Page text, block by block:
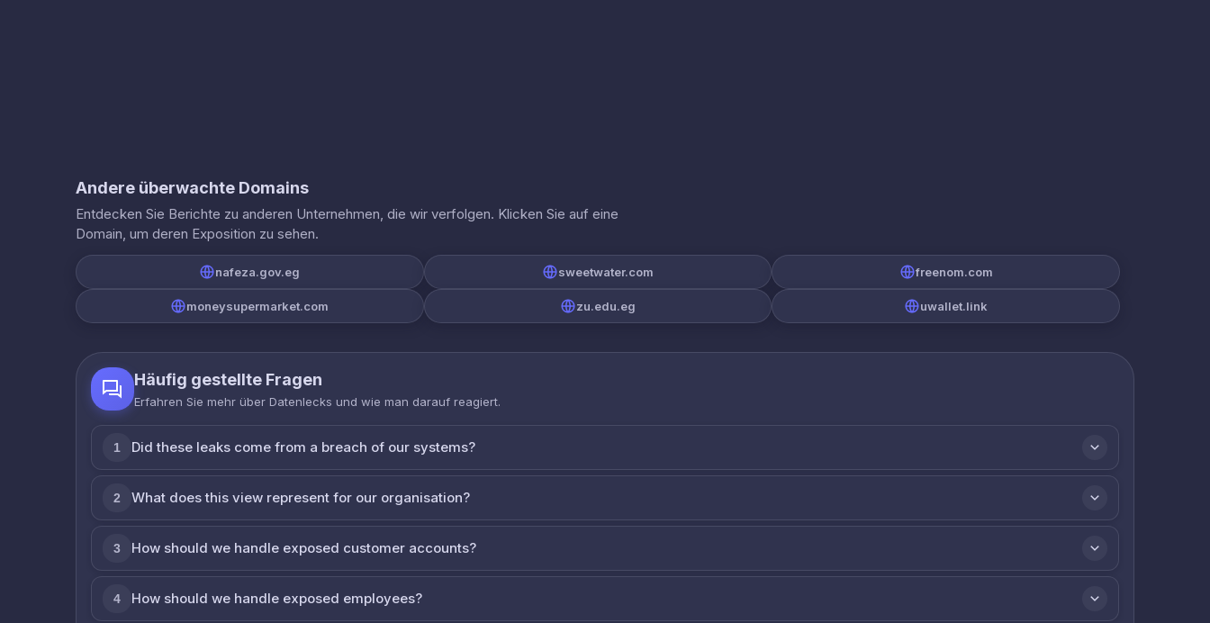
Andere überwachte Domains
Entdecken Sie Berichte zu anderen Unternehmen, die wir verfolgen. Klicken Sie auf eine
Domain, um deren Exposition zu sehen.
nafeza.gov.eg sweetwater.com freenom.com
moneysupermarket.com zu.edu.eg uwallet.link
Häufig gestellte Fragen
Erfahren Sie mehr über Datenlecks und wie man darauf reagiert.
1 Did these leaks come from a breach of our systems?
2 What does this view represent for our organisation?
3 How should we handle exposed customer accounts?
4 How should we handle exposed employees?